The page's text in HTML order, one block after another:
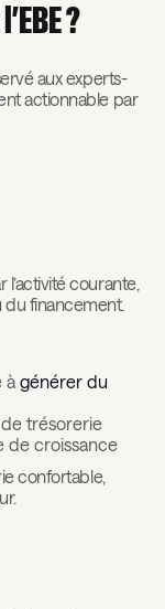
?
aux experts-
actionnable par
l’activité courante,
financement.
àgénérer du
trésorerie
de croissance
confortable,